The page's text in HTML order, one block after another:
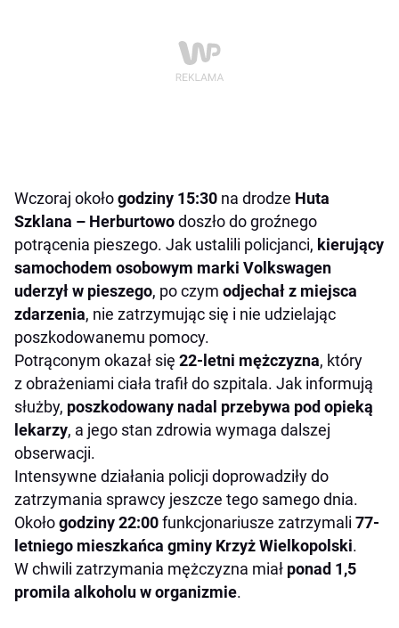
Wczoraj okołogodziny 15:30 na drodze Huta
Szklana – Herburtowodoszło do groźnego
potrącenia pieszego. Jak ustalili policjanci, kierujący
samochodem osobowym marki Volkswagen
uderzył w pieszego, po czym odjechał z miejsca
zdarzenia, nie zatrzymując się i nie udzielając
poszkodowanemu pomocy.
Potrąconym okazał się 22-letni mężczyzna, który
z obrażeniami ciała trafił do szpitala. Jak informują
służby, poszkodowany nadal przebywa pod opieką
lekarzy, a jego stan zdrowia wymaga dalszej
obserwacji.
Intensywne działania policji doprowadziły do
zatrzymania sprawcy jeszcze tego samego dnia.
Okołogodziny 22:00funkcjonariusze zatrzymali 77-
letniego mieszkańca gminy Krzyż Wielkopolski.
W chwili zatrzymania mężczyzna miał ponad 1,5
promila alkoholu w organizmie.